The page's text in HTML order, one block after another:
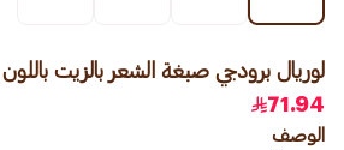
لوريال برودجي صبغة الشعر بالزيت باللون بني 4.0
71.94
الوصف